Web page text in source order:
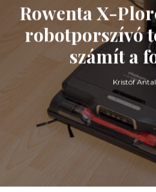
Rowenta X-
robotporszívó
számít a
Kristóf Antal